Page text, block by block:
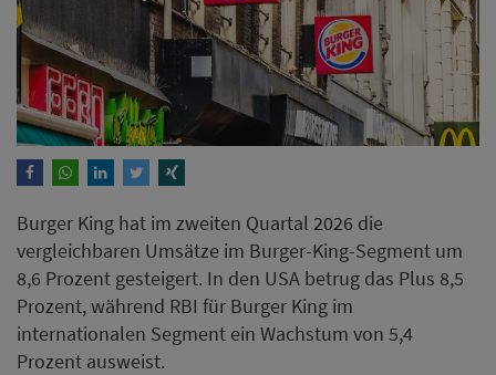
Burger King hat im zweiten Quartal 2026 die
vergleichbaren Umsätze im Burger-King-Segment um
8,6 Prozent gesteigert. In den USA betrug das Plus 8,5
Prozent, während RBI für Burger King im
internationalen Segment ein Wachstum von 5,4
Prozent ausweist.